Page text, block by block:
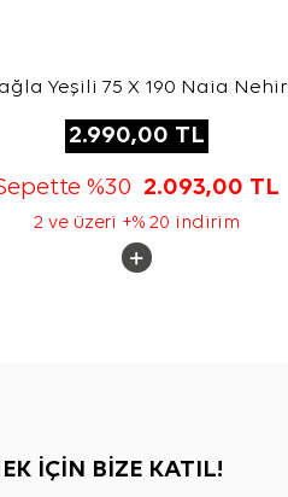
Yeşili 75 X 190 Naia Nehir
2.990,00 TL
%30 2.093,00 TL
2 ve üzeri +% 20 indirim
İÇİN BİZE KATIL!